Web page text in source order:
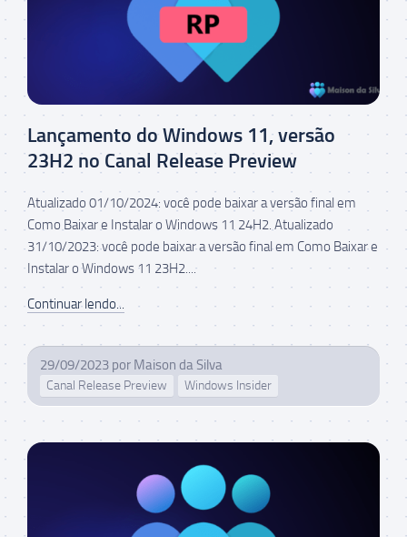
Lançamento do Windows 11, versão
23H2 no Canal Release Preview
Atualizado 01/10/2024: você pode baixar a versão final em
Como Baixar e Instalar o Windows 11 24H2. Atualizado
31/10/2023: você pode baixar a versão final em Como Baixar e
Instalar o Windows 11 23H2....
Continuar lendo...
29/09/2023 por Maison da Silva
Canal Release Preview Windows Insider